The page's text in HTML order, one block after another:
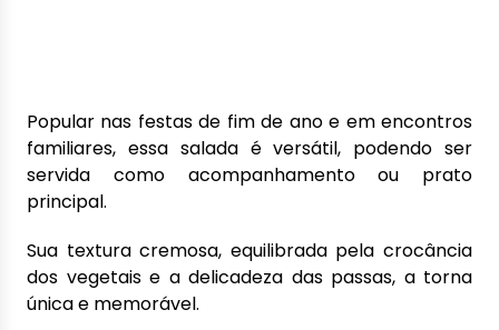
Popular nas festas de fim de ano e em encontros
familiares, essa salada é versátil, podendo ser
servida como acompanhamento ou prato
principal.
Sua textura cremosa, equilibrada pela crocância
dos vegetais e a delicadeza das passas, a torna
única e memorável.